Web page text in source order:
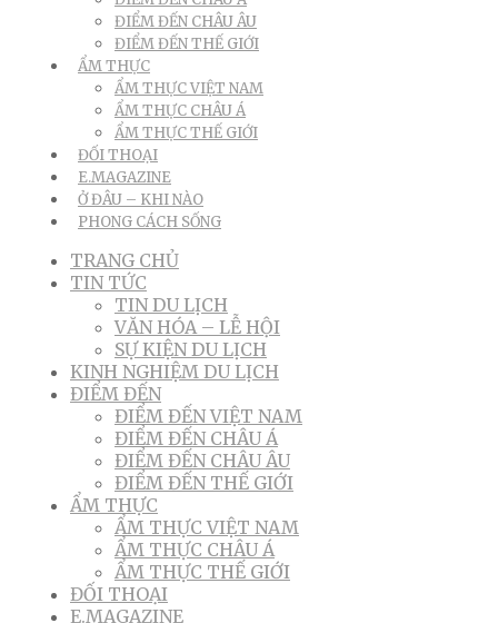
ĐIỂM ĐẾN CHÂU ÂU
ĐIỂM ĐẾN THẾ GIỚI
ẨM THỰC
ẨM THỰC VIỆT NAM
ẨM THỰC CHÂU Á
ẨM THỰC THẾ GIỚI
ĐỐI THOẠI
E.MAGAZINE
Ở ĐÂU – KHI NÀO
PHONG CÁCH SỐNG
TRANG CHỦ
TIN TỨC
TIN DU LỊCH
VĂN HÓA – LỄ HỘI
SỰ KIỆN DU LỊCH
KINH NGHIỆM DU LỊCH
ĐIỂM ĐẾN
ĐIỂM ĐẾN VIỆT NAM
ĐIỂM ĐẾN CHÂU Á
ĐIỂM ĐẾN CHÂU ÂU
ĐIỂM ĐẾN THẾ GIỚI
ẨM THỰC
ẨM THỰC VIỆT NAM
ẨM THỰC CHÂU Á
ẨM THỰC THẾ GIỚI
ĐỐI THOẠI
E.MAGAZINE